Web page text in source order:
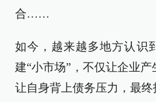
合……
如今，越来越多地方认识
建“小市场”，不仅让企业
让自身背上债务压力，最终